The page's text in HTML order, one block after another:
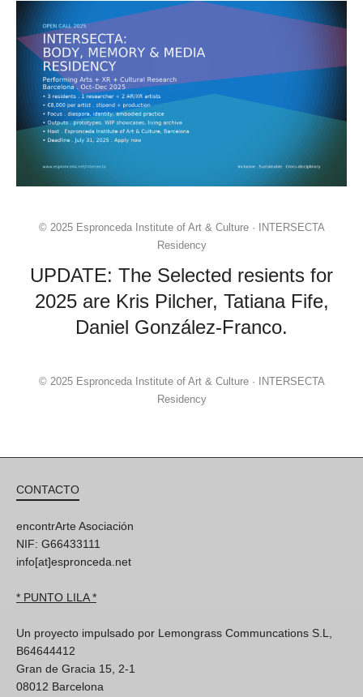
© 2025 Espronceda Institute of Art & Culture · INTERSECTA
Residency
UPDATE: The Selected resients for
2025 are Kris Pilcher, Tatiana Fife,
Daniel González-Franco.
© 2025 Espronceda Institute of Art & Culture · INTERSECTA
Residency
CONTACTO
encontrArte Asociación
NIF: G66433111
info[at]espronceda.net
* PUNTO LILA *
Un proyecto impulsado por Lemongrass Communcations S.L,
B64644412
Gran de Gracia 15, 2-1
08012 Barcelona